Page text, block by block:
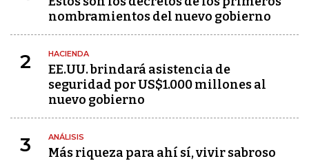
nombramientos del nuevo gobierno
2 HACIENDA
EE.UU. brindará asistencia de
seguridad por US$1.000 millones al
nuevo gobierno
3 ANÁLISIS
Más riqueza para ahí sí, vivir sabroso